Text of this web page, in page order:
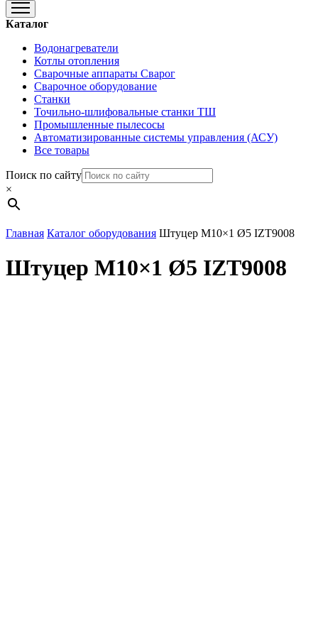
Каталог
Водонагреватели
Котлы отопления
Сварочные аппараты Сварог
Сварочное оборудование
Станки
Точильно-шлифовальные станки ТШ
Промышленные пылесосы
Автоматизированные системы управления (АСУ)
Все товары
Поиск по сайту
×
Главная Каталог оборудования Штуцер М10×1 Ø5 IZT9008
Штуцер М10×1 Ø5 IZT9008